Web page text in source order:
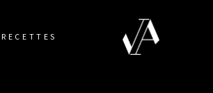
RECETTES